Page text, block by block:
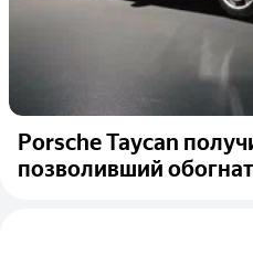
Porsche Taycan
позволивший